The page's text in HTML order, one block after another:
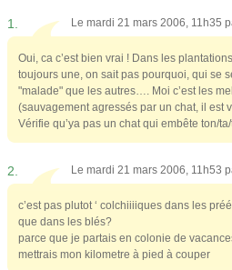
1. Le mardi 21 mars 2006, 11h35
Oui, ca c’est bien vrai ! Dans les
toujours une, on sait pas pourquoi, qui se
"malade" que les autres…. Moi c’est les
(sauvagement agressés par un chat, il est
Vérifie qu’ya pas un chat qui embête ton/
2. Le mardi 21 mars 2006, 11h53
c’est pas plutot ‘ colchiiiiques dans les
que dans les blés?
parce que je partais en colonie de
mettrais mon kilometre à pied à couper